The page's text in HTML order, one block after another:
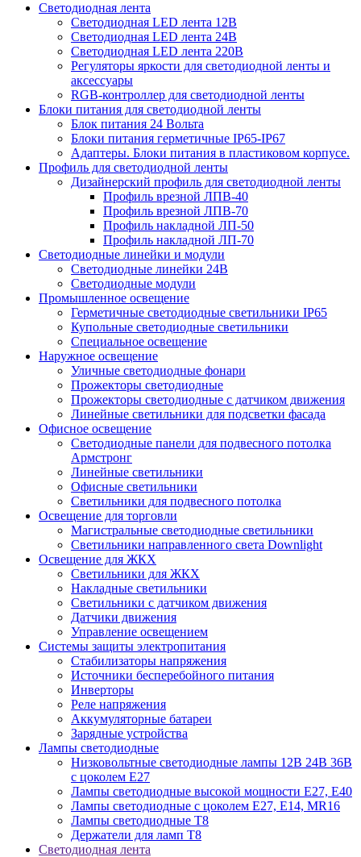
Светодиодная лента
Светодиодная LED лента 12В
Светодиодная LED лента 24В
Светодиодная LED лента 220В
Регуляторы яркости для светодиодной ленты и
аксессуары
RGB-контроллер для светодиодной ленты
Блоки питания для светодиодной ленты
Блок питания 24 Вольта
Блоки питания герметичные IP65-IP67
Адаптеры. Блоки питания в пластиковом корпусе.
Профиль для светодиодной ленты
Дизайнерский профиль для светодиодной ленты
Профиль врезной ЛПВ-40
Профиль врезной ЛПВ-70
Профиль накладной ЛП-50
Профиль накладной ЛП-70
Светодиодные линейки и модули
Светодиодные линейки 24В
Светодиодные модули
Промышленное освещение
Герметичные светодиодные светильники IP65
Купольные светодиодные светильники
Специальное освещение
Наружное освещение
Уличные светодиодные фонари
Прожекторы светодиодные
Прожекторы светодиодные с датчиком движения
Линейные светильники для подсветки фасада
Офисное освещение
Cветодиодные панели для подвесного потолка
Армстронг
Линейные светильники
Офисные светильники
Светильники для подвесного потолка
Освещение для торговли
Магистральные светодиодные светильники
Светильники направленного света Downlight
Освещение для ЖКХ
Светильники для ЖКХ
Накладные светильники
Светильники с датчиком движения
Датчики движения
Управление освещением
Системы защиты электропитания
Стабилизаторы напряжения
Источники бесперебойного питания
Инверторы
Реле напряжения
Аккумуляторные батареи
Зарядные устройства
Лампы светодиодные
Низковольтные светодиодные лампы 12В 24В 36В
с цоколем Е27
Лампы светодиодные высокой мощности Е27, Е40
Лампы светодиодные с цоколем Е27, Е14, MR16
Лампы светодиодные Т8
Держатели для ламп T8
Светодиодная лента